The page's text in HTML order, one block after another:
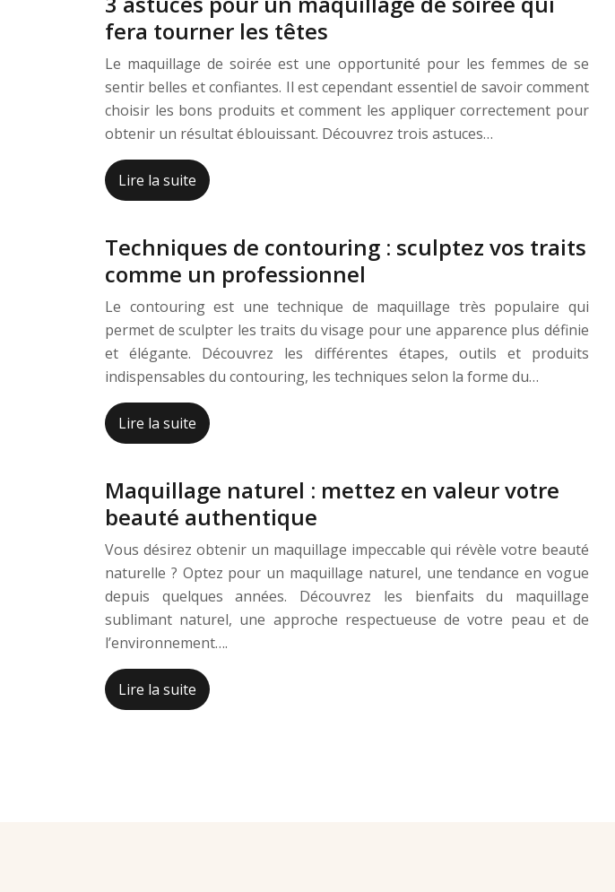
fera tourner les têtes
Le maquillage de soirée est une opportunité pour les femmes de se
sentir belles et confiantes. Il est cependant essentiel de savoir comment
choisir les bons produits et comment les appliquer correctement pour
obtenir un résultat éblouissant. Découvrez trois astuces…
Lire la suite
Techniques de contouring : sculptez vos traits
comme un professionnel
Le contouring est une technique de maquillage très populaire qui
permet de sculpter les traits du visage pour une apparence plus définie
et élégante. Découvrez les différentes étapes, outils et produits
indispensables du contouring, les techniques selon la forme du…
Lire la suite
Maquillage naturel : mettez en valeur votre
beauté authentique
Vous désirez obtenir un maquillage impeccable qui révèle votre beauté
naturelle ? Optez pour un maquillage naturel, une tendance en vogue
depuis quelques années. Découvrez les bienfaits du maquillage
sublimant naturel, une approche respectueuse de votre peau et de
l’environnement….
Lire la suite